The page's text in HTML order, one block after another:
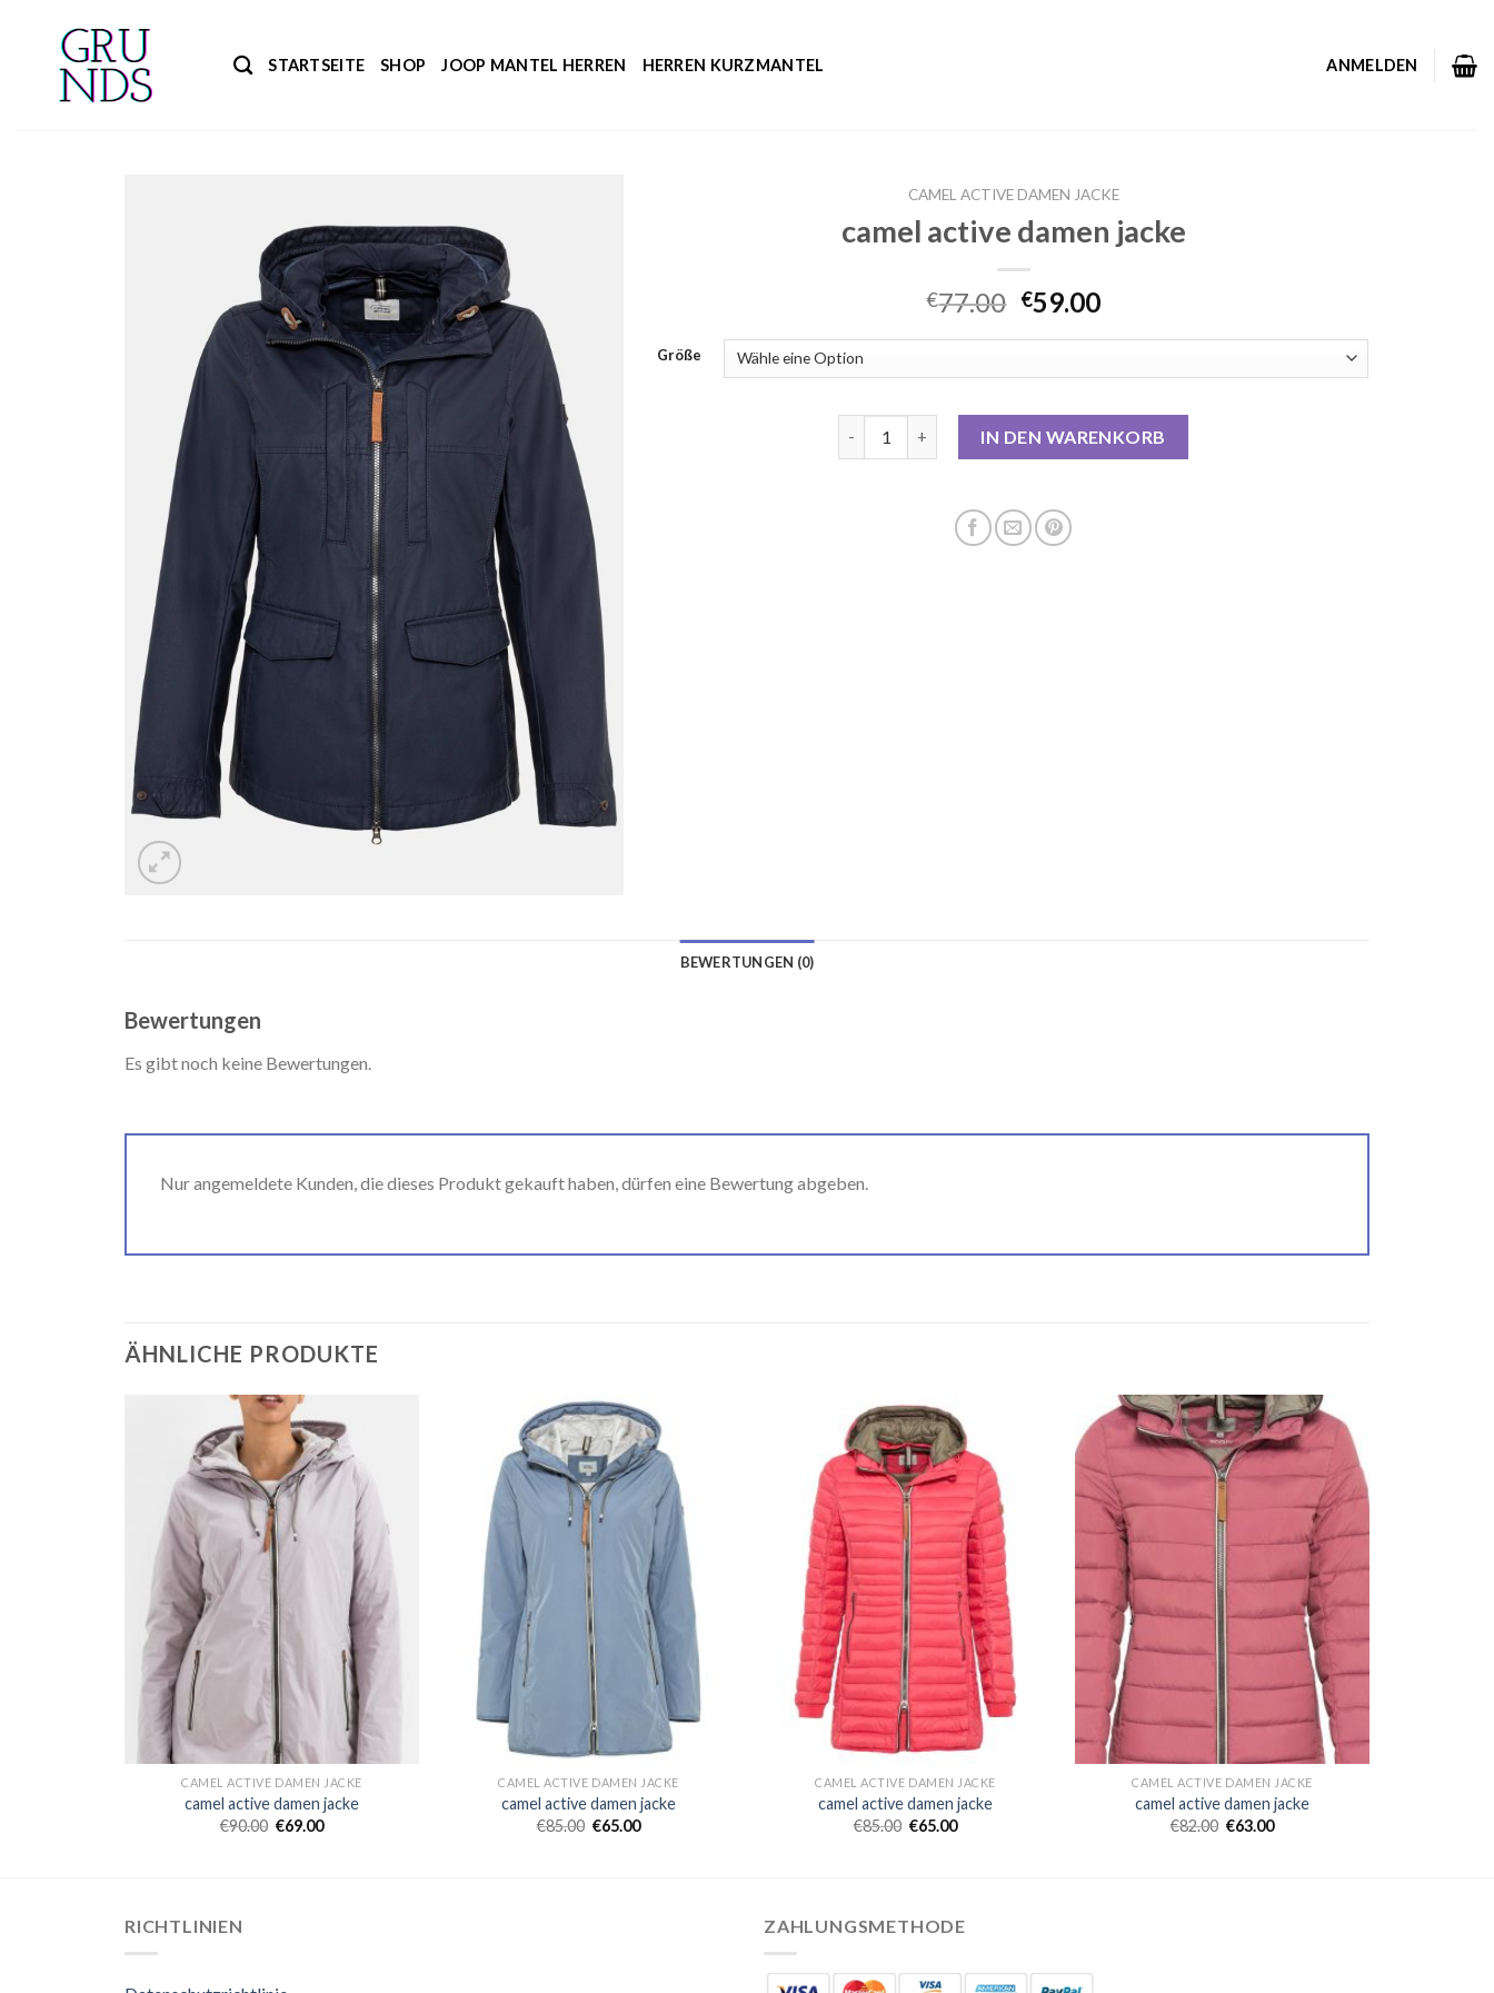
springen
STARTSEITE SHOP JOOP MANTEL HERREN HERREN KURZMANTEL ANMELDEN
CAMEL ACTIVE DAMEN JACKE
camel active damen jacke
€77.00 €59.00
Größe
IN DEN WARENKORB
BEWERTUNGEN (0)
Bewertungen
Es gibt noch keine Bewertungen.
Nur angemeldete Kunden, die dieses Produkt gekauft haben, dürfen eine Bewertung abgeben.
ÄHNLICHE PRODUKTE
CAMEL ACTIVE DAMEN JACKE
camel active damen jacke
€90.00 €69.00
CAMEL ACTIVE DAMEN JACKE
camel active damen jacke
€85.00 €65.00
CAMEL ACTIVE DAMEN JACKE
camel active damen jacke
€85.00 €65.00
CAMEL ACTIVE DAMEN JACKE
camel active damen jacke
€82.00 €63.00
RICHTLINIEN ZAHLUNGSMETHODE